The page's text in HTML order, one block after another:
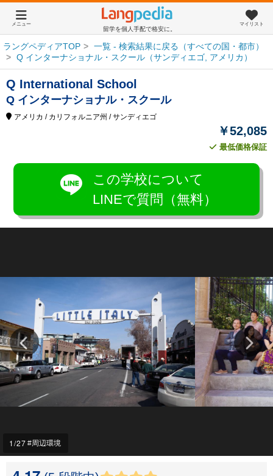
留学を個人手配で格安に。
メニュー マイリスト
ラングペディアTOP
一覧 - 検索結果に戻る（すべての国・都市）
Q インターナショナル・スクール（サンディエゴ, アメリカ）
Q International School
Q インターナショナル・スクール
アメリカ / カリフォルニア州 / サンディエゴ
￥52,085
最低価格保証
この学校について
LINEで質問（無料）
1/27 周辺環境